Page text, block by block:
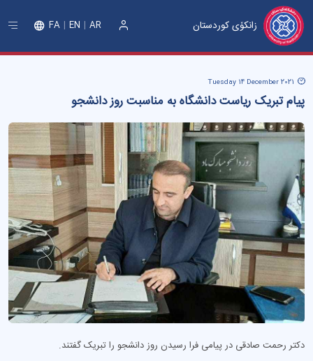
زانکۆی کوردستان FA EN AR
Tuesday 14 December 2021
پیام تبریک ریاست دانشگاه به مناسبت روز دانشجو
دکتر رحمت صادقی در پیامی فرا رسیدن روز دانشجو را تبریک گفتند.